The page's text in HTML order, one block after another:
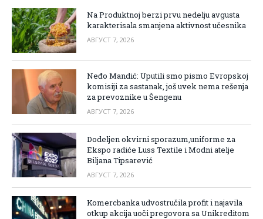
Na Produktnoj berzi prvu nedelju avgusta
karakterisala smanjena aktivnost učesnika
АВГУСТ 7, 2026
Neđo Mandić: Uputili smo pismo Evropskoj
komisiji za sastanak, još uvek nema rešenja
za prevoznike u Šengenu
АВГУСТ 7, 2026
Dodeljen okvirni sporazum,uniforme za
Ekspo radiće Luss Textile i Modni atelje
Biljana Tipsarević
АВГУСТ 7, 2026
Komercbanka udvostručila profit i najavila
otkup akcija uoči pregovora sa Unikreditom